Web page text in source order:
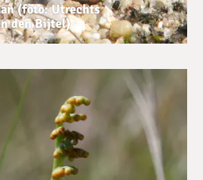
(foto: Utrechts
den Bijtel)